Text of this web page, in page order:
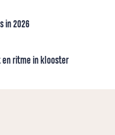
in 2026
en ritme in klooster